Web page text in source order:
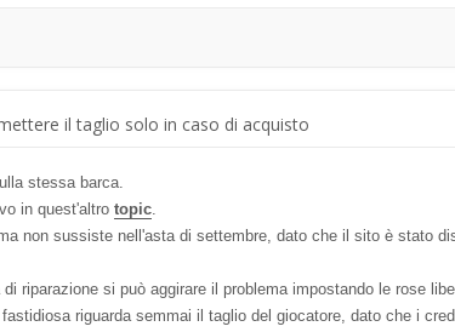
il taglio solo in caso di acquisto
stessa barca.
in quest'altro topic.
non sussiste nell'asta di settembre, dato che il sito è stato
di riparazione si può aggirare il problema impostando le rose
fastidiosa riguarda semmai il taglio del giocatore, dato che i